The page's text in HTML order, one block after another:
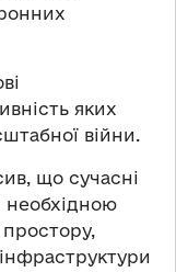
яких
війни.
що сучасні
необхідною